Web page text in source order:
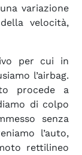
variazione
velocità,
per cui in
l’airbag.
procede a
di colpo
senza
l’auto,
rettilineo